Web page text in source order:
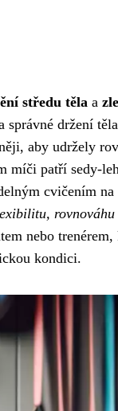
středu těla a
držení
aby udržely
míči patří sedy-
cvičením
nebo
kondici.